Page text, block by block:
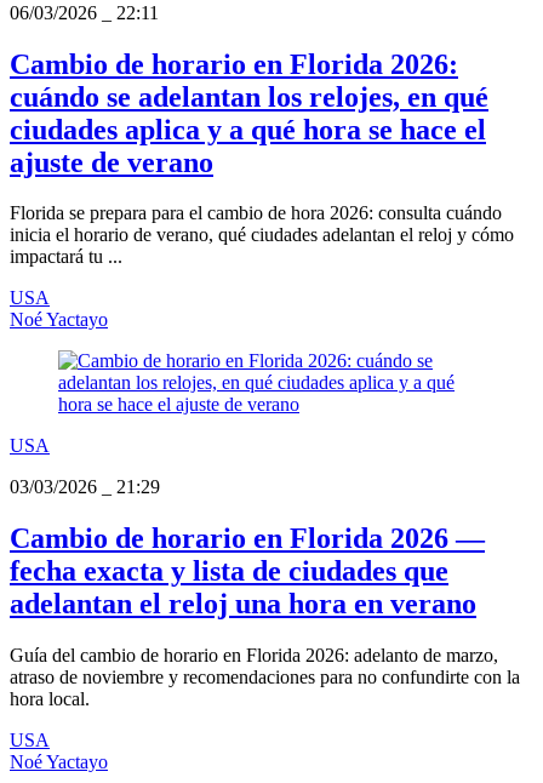
06/03/2026
22:11
Cambio de horario en Florida 2026:
cuándo se adelantan los relojes, en qué
ciudades aplica y a qué hora se hace el
ajuste de verano
Florida se prepara para el cambio de hora 2026: consulta cuándo
inicia el horario de verano, qué ciudades adelantan el reloj y cómo
impactará tu ...
USA
Noé Yactayo
USA
03/03/2026
21:29
Cambio de horario en Florida 2026 —
fecha exacta y lista de ciudades que
adelantan el reloj una hora en verano
Guía del cambio de horario en Florida 2026: adelanto de marzo,
atraso de noviembre y recomendaciones para no confundirte con la
hora local.
USA
Noé Yactayo